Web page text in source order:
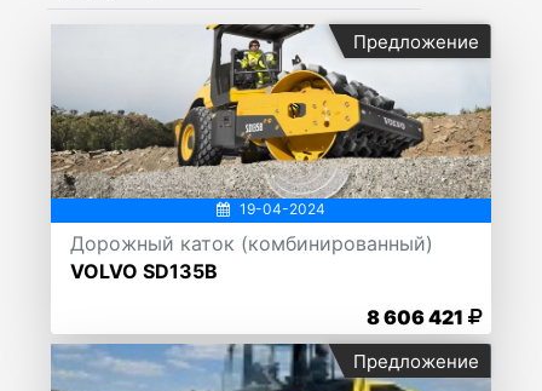
19-04-2024
Дорожный каток (комбинированный)
VOLVO SD135B
8 606 421
Предложение
Предложение